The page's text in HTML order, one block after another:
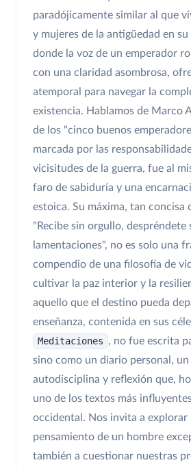
paradójicamente similar al que
y mujeres de la antigüedad en
donde la voz de un emperador
con una claridad asombrosa,
atemporal para navegar la
existencia. Hablamos de Marco
de los "cinco buenos
marcada por las
vicisitudes de la guerra, fue al
faro de sabiduría y una
estoica. Su máxima, tan concisa
"Recibe sin orgullo, despréndete
lamentaciones", no es solo una
compendio de una filosofía de
cultivar la paz interior y la
aquello que el destino pueda
enseñanza, contenida en sus
Meditaciones , no fue escrita
sino como un diario personal,
autodisciplina y reflexión que,
uno de los textos más
occidental. Nos invita a explorar
pensamiento de un hombre
también a cuestionar nuestras